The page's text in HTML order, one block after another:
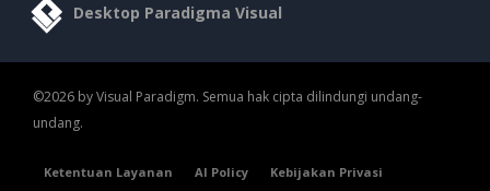
Desktop Paradigma Visual
©2026 by Visual Paradigm. Semua hak cipta dilindungi undang-
undang.
Ketentuan Layanan AI Policy
Kebijakan Privasi